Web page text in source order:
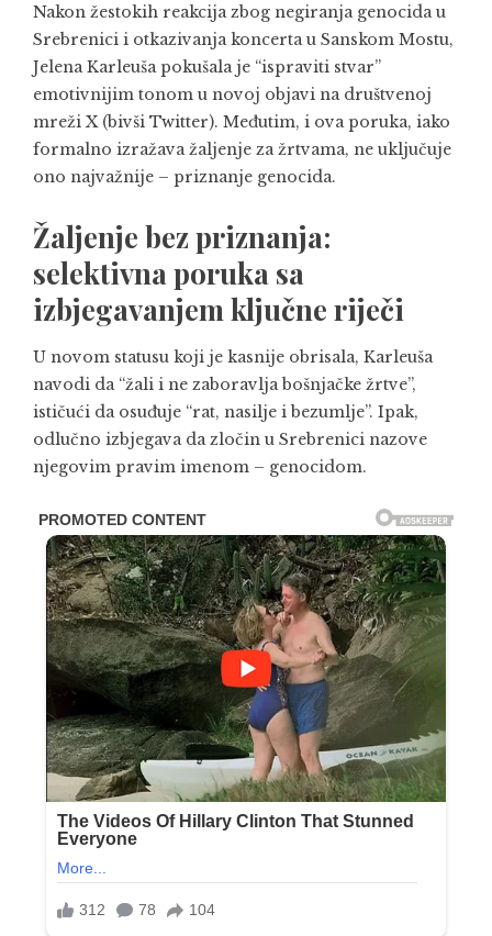
Nakon žestokih reakcija zbog negiranja genocida u
Srebrenici i otkazivanja koncerta u Sanskom Mostu,
Jelena Karleuša pokušala je “ispraviti stvar”
emotivnijim tonom u novoj objavi na društvenoj
mreži X (bivši Twitter). Međutim, i ova poruka, iako
formalno izražava žaljenje za žrtvama, ne uključuje
ono najvažnije – priznanje genocida.
Žaljenje bez priznanja:
selektivna poruka sa
izbjegavanjem ključne riječi
U novom statusu koji je kasnije obrisala, Karleuša
navodi da “žali i ne zaboravlja bošnjačke žrtve”,
ističući da osuđuje “rat, nasilje i bezumlje”. Ipak,
odlučno izbjegava da zločin u Srebrenici nazove
njegovim pravim imenom – genocidom.